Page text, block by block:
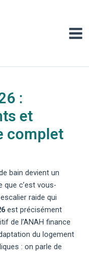
:
et
complet
bain devient un
que c’est vous-
raide qui
est précisément
de l’ANAH finance
du logement
: on parle de